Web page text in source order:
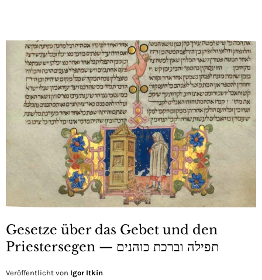
Gesetze über das Gebet und den
Priestersegen — תפילה וברכת כוהנים
Veröffentlicht von Igor Itkin